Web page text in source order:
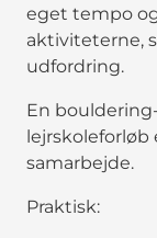
eget tempo
aktiviteterne,
udfordring.
En
samarbejde.
Praktisk: